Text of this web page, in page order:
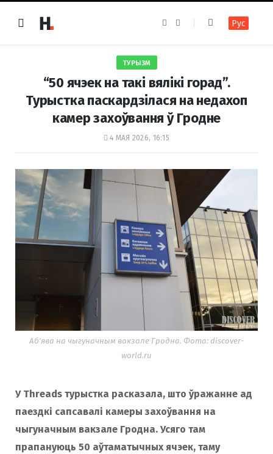
e
k
t
a
m
Рус
ТУРЫЗМ
“50 ячэек на такі вялікі горад”.
Турыстка паскардзілася на недахоп
камер захоўвання ў Гродне
4 МАЯ 2026, 16:15
Аб'ява на чыгуначным вакзале Гродна. Фота: discover-
world.ru
У Threads турыстка расказала, што ўражанне ад
паездкі сапсавалі камеры захоўвання на
чыгуначным вакзале Гродна. Усяго там
прапануюць 50 аўтаматычных ячэек, таму